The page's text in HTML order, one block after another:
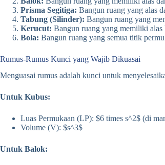
Prisma Segitiga: Bangun ruang yang alas
Tabung (Silinder): Bangun ruang yang
Kerucut: Bangun ruang yang memiliki
Bola: Bangun ruang yang semua titik
Rumus-Rumus Kunci yang Wajib Dikuasai
Menguasai rumus adalah kunci untuk
Untuk Kubus:
Luas Permukaan (LP): $6 times s^2$ (di
Volume (V): $s^3$
Untuk Balok: